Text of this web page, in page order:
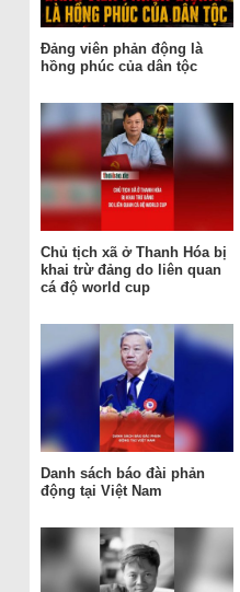
Đảng viên phản động là
hồng phúc của dân tộc
Chủ tịch xã ở Thanh Hóa bị
khai trừ đảng do liên quan
cá độ world cup
Danh sách báo đài phản
động tại Việt Nam